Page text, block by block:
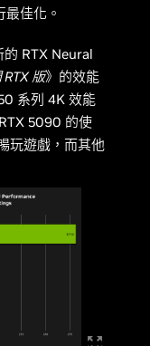
佳化。
的 RTX Neural
RTX 版》的效能
系列 4K 效能
5090 的使
玩遊戲，而其他